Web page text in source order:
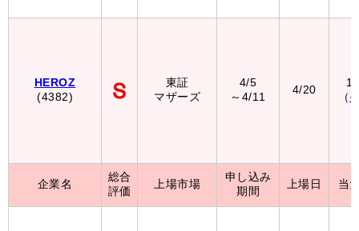
HEROZ
(4382)
企業名
東証
マザーズ
4/5
～4/11
4/20
（
総合
評価
上場市場
申し込み
期間
上場日 当